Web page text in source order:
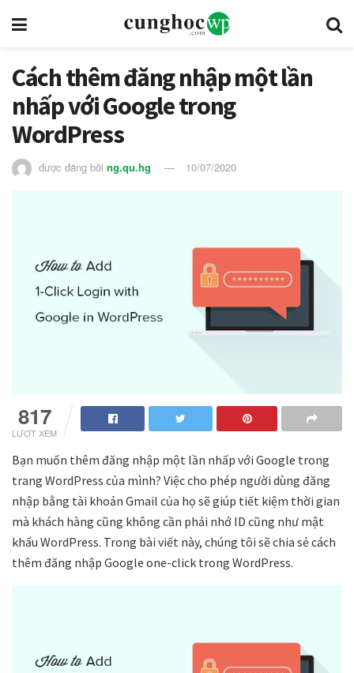
Cách thêm đăng nhập một lần
nhấp với Google trong
WordPress
được đăng bởi ng.qu.hg 10/07/2020
817
LƯỢT XEM
Bạn muốn thêm đăng nhập một lần nhấp với Google trong
trang WordPress của mình? Việc cho phép người dùng đăng
nhập bằng tài khoản Gmail của họ sẽ giúp tiết kiệm thời gian
mà khách hàng cũng không cần phải nhớ ID cũng như mật
khẩu WordPress. Trong bài viết này, chúng tôi sẽ chia sẻ cách
thêm đăng nhập Google one-click trong WordPress.